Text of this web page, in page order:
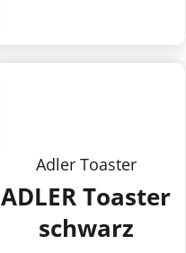
Adler Toaster
ADLER Toaster
schwarz